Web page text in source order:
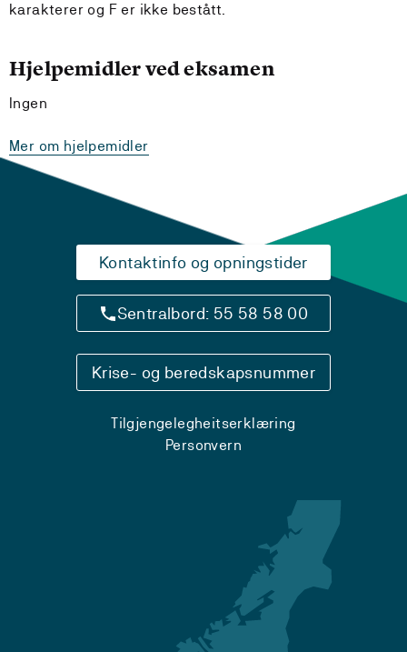
karakterer og F er ikke bestått.
Hjelpemidler ved eksamen
Ingen
Mer om hjelpemidler
Kontaktinfo og opningstider
Sentralbord: 55 58 58 00
Krise- og beredskapsnummer
Tilgjengelegheitserklæring
Personvern